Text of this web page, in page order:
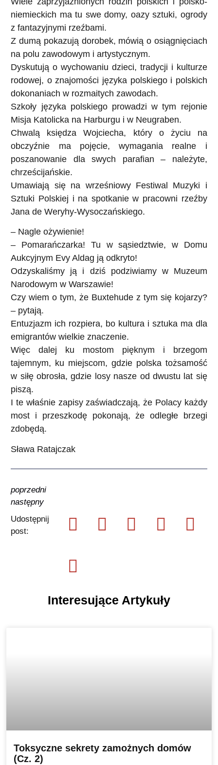
niemieckich ma tu swe domy, oazy sztuki, ogrody
z fantazyjnymi rzeźbami.
Z dumą pokazują dorobek, mówią o osiągnięciach
na polu zawodowym i artystycznym.
Dyskutują o wychowaniu dzieci, tradycji i kulturze
rodowej, o znajomości języka polskiego i polskich
dokonaniach w rozmaitych zawodach.
Szkoły języka polskiego prowadzi w tym rejonie
Misja Katolicka na Harburgu i w Neugraben.
Chwalą księdza Wojciecha, który o życiu na
obczyźnie ma pojęcie, wymagania realne i
poszanowanie dla swych parafian – należyte,
chrześcijańskie.
Umawiają się na wrześniowy Festiwal Muzyki i
Sztuki Polskiej i na spotkanie w pracowni rzeźby
Jana de Weryhy-Wysoczańskiego.
– Nagle ożywienie!
– Pomarańczarka! Tu w sąsiedztwie, w Domu
Aukcyjnym Evy Aldag ją odkryto!
Odzyskaliśmy ją i dziś podziwiamy w Muzeum
Narodowym w Warszawie!
Czy wiem o tym, że Buxtehude z tym się kojarzy?
– pytają.
Entuzjazm ich rozpiera, bo kultura i sztuka ma dla
emigrantów wielkie znaczenie.
Więc dalej ku mostom pięknym i brzegom
tajemnym, ku miejscom, gdzie polska tożsamość
w siłę obrosła, gdzie losy nasze od dwustu lat się
piszą.
I te właśnie zapisy zaświadczają, że Polacy każdy
most i przeszkodę pokonają, że odległe brzegi
zdobędą.
Sława Ratajczak
poprzedni
następny
Udostępnij
post:
Interesujące Artykuły
Toksyczne sekrety zamożnych domów
(Cz. 2)